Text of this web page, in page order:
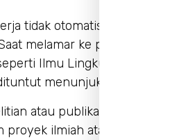
tidak otomatis berarti
melamar ke prodi yang
Ilmu Lingkungan
menunjukkan:
atau publikasi.
proyek ilmiah atau